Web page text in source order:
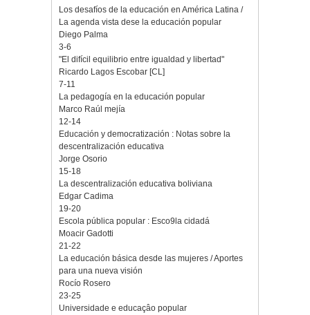
Los desafíos de la educación en América Latina /
La agenda vista dese la educación popular
Diego Palma
3-6
"El difícil equilibrio entre igualdad y libertad"
Ricardo Lagos Escobar [CL]
7-11
La pedagogía en la educación popular
Marco Raúl mejía
12-14
Educación y democratización : Notas sobre la
descentralización educativa
Jorge Osorio
15-18
La descentralización educativa boliviana
Edgar Cadima
19-20
Escola pública popular : Esco9la cidadá
Moacir Gadotti
21-22
La educación básica desde las mujeres / Aportes
para una nueva visión
Rocío Rosero
23-25
Universidade e educaçâo popular